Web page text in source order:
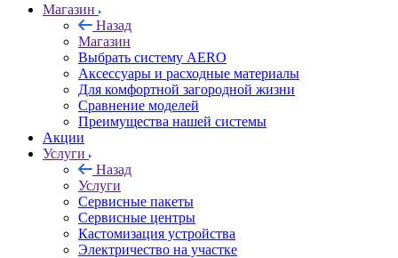
Магазин
Назад
Магазин
Выбрать систему AERO
Аксессуары и расходные материалы
Для комфортной загородной жизни
Сравнение моделей
Преимущества нашей системы
Акции
Услуги
Назад
Услуги
Сервисные пакеты
Сервисные центры
Кастомизация устройства
Электричество на участке